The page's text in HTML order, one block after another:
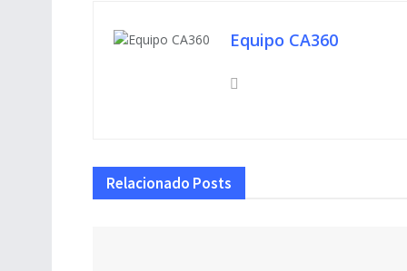
Equipo CA360
Relacionado Posts